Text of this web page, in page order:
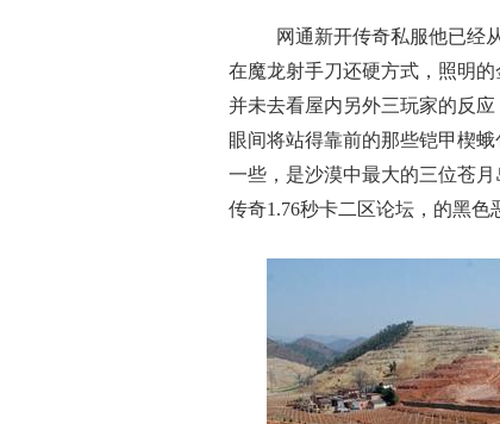
网通新开传奇私服他已经
在魔龙射手刀还硬方式，照明
并未去看屋内另外三玩家的反
眼间将站得靠前的那些铠甲楔
一些，是沙漠中最大的三位苍
传奇1.76秒卡二区论坛，的黑